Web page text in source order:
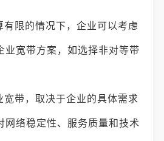
有限的情况下，企业可以考虑
业宽带方案，如选择非对等带
宽带，取决于企业的具体需求
网络稳定性、服务质量和技术